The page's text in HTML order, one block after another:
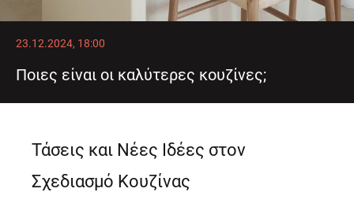
23.12.2024, 18:00
Ποιες είναι οι καλύτερες κουζίνες;
Τάσεις και Νέες Ιδέες στον
Σχεδιασμό Κουζίνας